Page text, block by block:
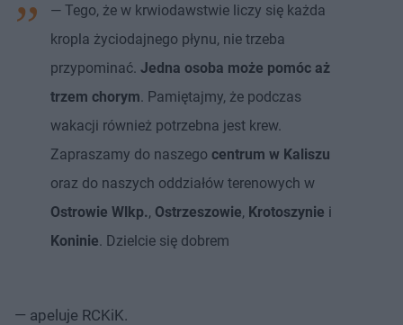
— Tego, że w krwiodawstwie liczy się każda
kropla życiodajnego płynu, nie trzeba
przypominać. Jedna osoba może pomóc aż
trzem chorym. Pamiętajmy, że podczas
wakacji również potrzebna jest krew.
Zapraszamy do naszego centrum w Kaliszu
oraz do naszych oddziałów terenowych w
Ostrowie Wlkp., Ostrzeszowie, Krotoszynie i
Koninie. Dzielcie się dobrem
— apeluje RCKiK.